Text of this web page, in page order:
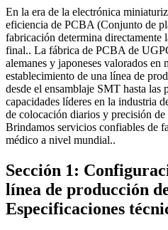
En la era de la electrónica
eficiencia de PCBA (Conjunto de
fabricación determina
final.. La fábrica de PCBA de
alemanes y japoneses valorados en
establecimiento de una línea de
desde el ensamblaje SMT hasta las
capacidades líderes en la industria
de colocación diarios y precisión
Brindamos servicios confiables de
médico a nivel mundial..
Sección 1:
línea de producción
Especificaciones